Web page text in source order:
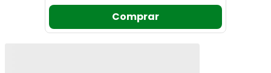
Comprar